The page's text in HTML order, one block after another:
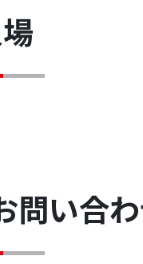
問い合